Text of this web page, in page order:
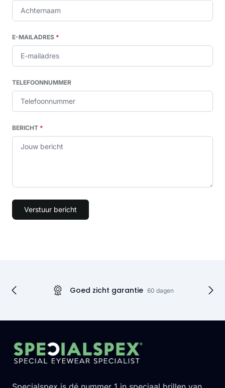
E-MAILADRES *
TELEFOONNUMMER
BERICHT *
Verstuur bericht
Onze USP'sGoed zicht garantie 60 dagen